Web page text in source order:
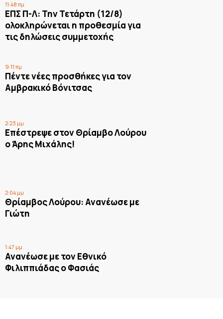
11:48 πμ
ΕΠΣ Π-Λ: Την Τετάρτη (12/8)
ολοκληρώνεται η προθεσμία για
τις δηλώσεις συμμετοχής
9:11 πμ
Πέντε νέες προσθήκες για τον
Αμβρακικό Βόνιτσας
2:23 μμ
Επέστρεψε στον Θρίαμβο Λούρου
ο Άρης Μιχάλης!
2:04 μμ
Θρίαμβος Λούρου: Ανανέωσε με
Γιώτη
1:47 μμ
Ανανέωσε με τον Εθνικό
Φιλιππιάδας ο Φασιάς